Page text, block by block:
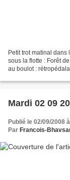
Petit trot matinal
sous la flotte : Forêt
au boulot :
Mardi 02 09
Publié le 02/09/2008
Par Francois-